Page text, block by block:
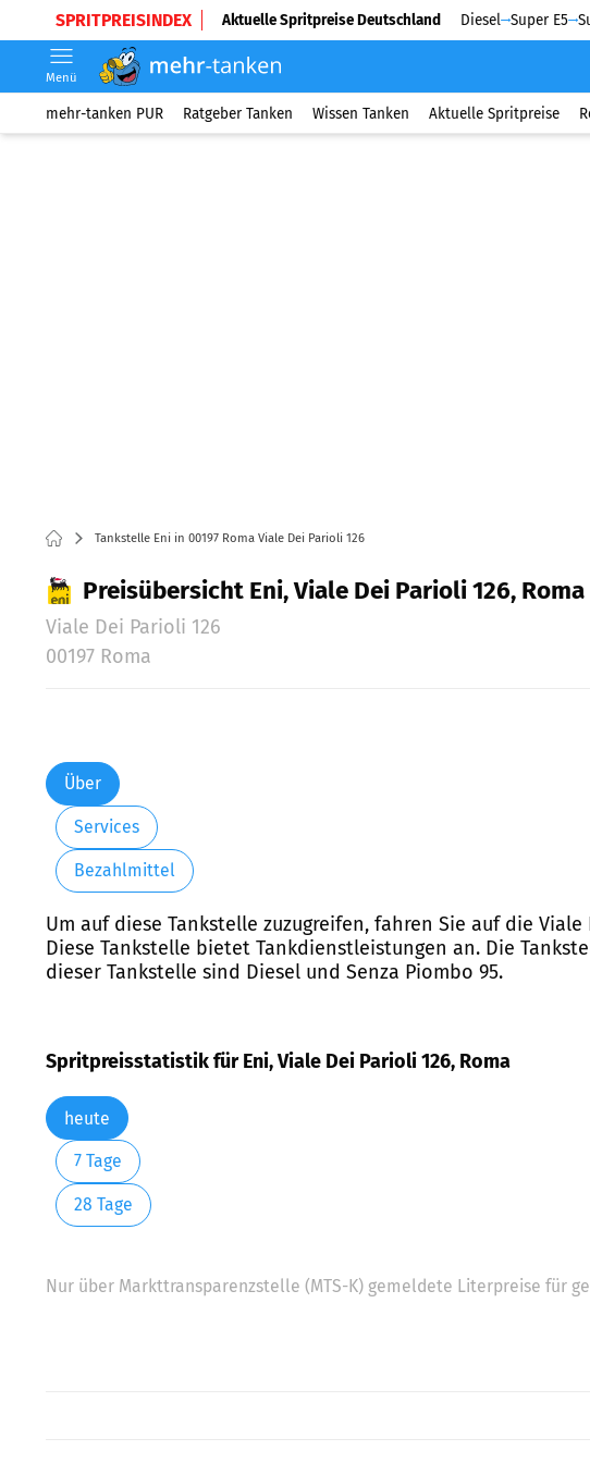
SPRITPREISINDEX Aktuelle Spritpreise Deutschland Diesel Super E5
Menü
mehr-tanken PUR Ratgeber Tanken Wissen Tanken Aktuelle Spritpreise
Tankstelle Eni in 00197 Roma Viale Dei Parioli 126
Preisübersicht Eni, Viale Dei Parioli 126, Roma
Viale Dei Parioli 126
00197 Roma
Über
Services
Bezahlmittel
Um auf diese Tankstelle zuzugreifen, fahren Sie auf die
Diese Tankstelle bietet Tankdienstleistungen an. Die
dieser Tankstelle sind Diesel und Senza Piombo 95.
Spritpreisstatistik für Eni, Viale Dei Parioli 126, Roma
heute
7 Tage
28 Tage
Nur über Markttransparenzstelle (MTS-K) gemeldete Literpreise für